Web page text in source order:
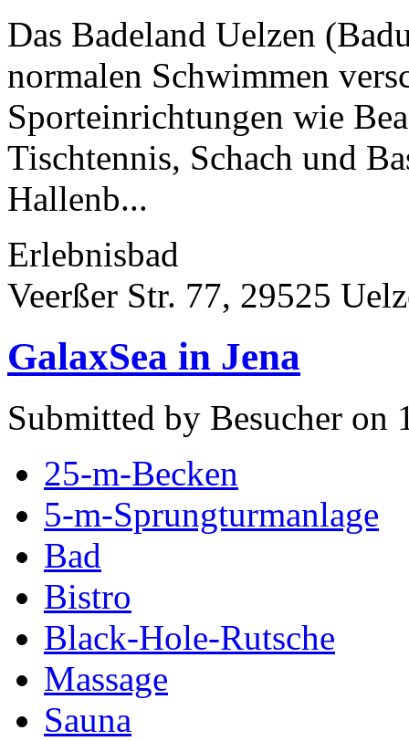
Das Badeland Uelzen
normalen Schwimmen
Sporteinrichtungen wie
Tischtennis, Schach und
Hallenb...
Erlebnisbad
Veerßer Str. 77, 29525
GalaxSea in Jena
Submitted by Besucher on
25-m-Becken
5-m-Sprungturmanlage
Bad
Bistro
Black-Hole-Rutsche
Massage
Sauna